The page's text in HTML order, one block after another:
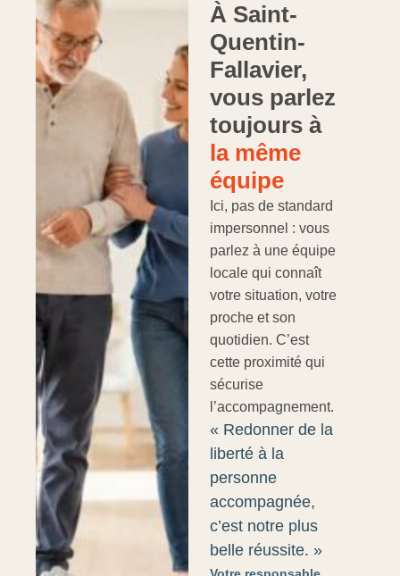
À Saint-
Quentin-
Fallavier,
vous parlez
toujours à
la même
équipe
Ici, pas de standard
impersonnel : vous
parlez à une équipe
locale qui connaît
votre situation, votre
proche et son
quotidien. C’est
cette proximité qui
sécurise
l’accompagnement.
« Redonner de la
liberté à la
personne
accompagnée,
c’est notre plus
belle réussite. »